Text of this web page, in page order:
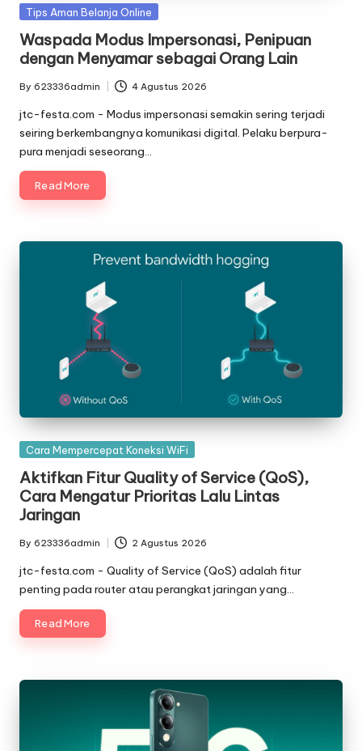
Posted
Tips Aman Belanja Online
Waspada Modus Impersonasi, Penipuan
dengan Menyamar sebagai Orang Lain
Posted
by
By 623336admin 4 Agustus 2026
jtc-festa.com - Modus impersonasi semakin sering terjadi
seiring berkembangnya komunikasi digital. Pelaku berpura-
pura menjadi seseorang…
Read More
Posted
Cara Mempercepat Koneksi WiFi
Aktifkan Fitur Quality of Service (QoS),
Cara Mengatur Prioritas Lalu Lintas
Jaringan
Posted
by
By 623336admin 2 Agustus 2026
jtc-festa.com - Quality of Service (QoS) adalah fitur
penting pada router atau perangkat jaringan yang…
Read More